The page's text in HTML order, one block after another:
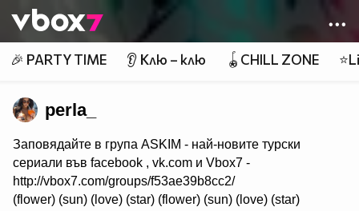
👾
🎉 PARTY TIME 👂 Клю – клю 🪀CHILL ZONE
perla_
Заповядайте в група ASKIM - най-новите турски
сериали във facebook , vk.com и Vbox7 -
http://vbox7.com/groups/f53ae39b8cc2/
(flower) (sun) (love) (star) (flower) (sun) (love) (star)